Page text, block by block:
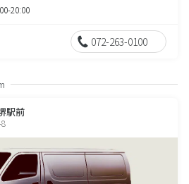
20:00
072-263-0100
駅前